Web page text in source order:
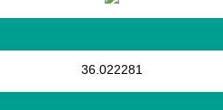
36.022281